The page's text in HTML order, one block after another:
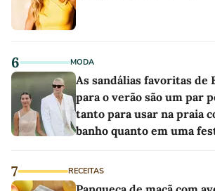
6 MODA
As sandálias favoritas de
para o verão são um par
tanto para usar na praia
banho quanto em uma
7 RECEITAS